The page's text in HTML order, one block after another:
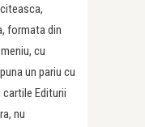
formata din
cu
un pariu cu
Editurii
nu